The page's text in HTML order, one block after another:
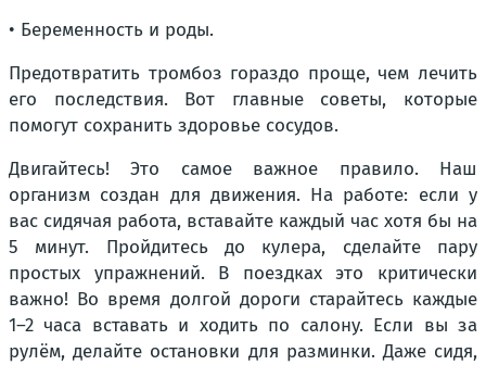
• Беременность и роды.
Предотвратить тромбоз гораздо проще, чем лечить
его последствия. Вот главные советы, которые
помогут сохранить здоровье сосудов.
Двигайтесь! Это самое важное правило. Наш
организм создан для движения. На работе: если у
вас сидячая работа, вставайте каждый час хотя бы на
5 минут. Пройдитесь до кулера, сделайте пару
простых упражнений. В поездках это критически
важно! Во время долгой дороги старайтесь каждые
1–2 часа вставать и ходить по салону. Если вы за
рулём, делайте остановки для разминки. Даже сидя,